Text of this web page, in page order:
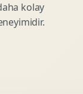
kolay